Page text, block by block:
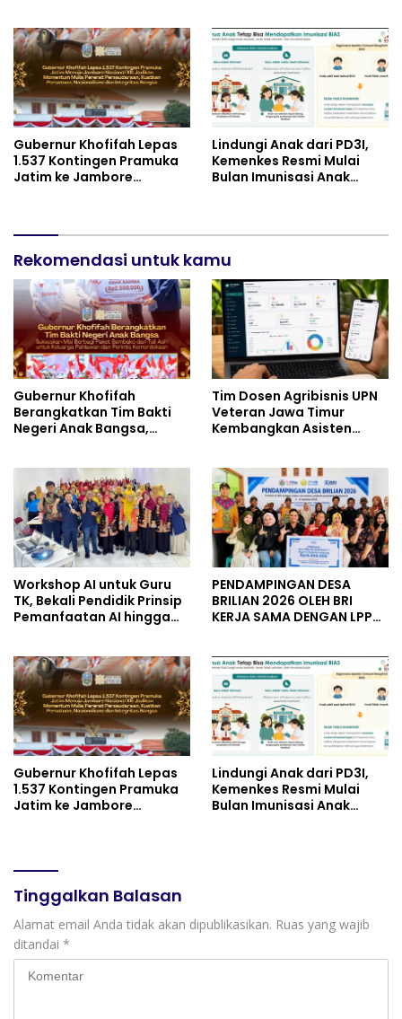
Gubernur Khofifah Lepas
1.537 Kontingen Pramuka
Jatim ke Jambore
Semangat Nasionalisme
Lindungi Anak dari PD3I,
Kemenkes Resmi Mulai
Bulan Imunisasi Anak
Rekomendasi untuk kamu
Gubernur Khofifah
Berangkatkan Tim Bakti
Negeri Anak Bangsa,
dan Perintis Kemerdekaan
Tim Dosen Agribisnis UPN
Veteran Jawa Timur
Kembangkan Asisten
UMKM
Workshop AI untuk Guru
TK, Bekali Pendidik Prinsip
Pemanfaatan AI hingga
PENDAMPINGAN DESA
BRILIAN 2026 OLEH BRI
KERJA SAMA DENGAN LPPM
Gubernur Khofifah Lepas
1.537 Kontingen Pramuka
Jatim ke Jambore
Semangat Nasionalisme
Lindungi Anak dari PD3I,
Kemenkes Resmi Mulai
Bulan Imunisasi Anak
Tinggalkan Balasan
Alamat email Anda tidak akan dipublikasikan. Ruas yang wajib
ditandai *